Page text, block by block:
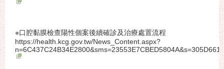
※口腔黏膜檢查陽性個案後續確診及治療處置流程
https://health.kcg.gov.tw/News_Content.aspx?